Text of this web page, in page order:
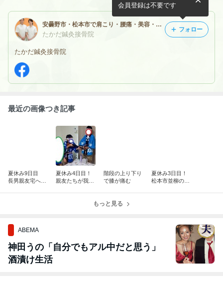
安曇野市・松本市で肩こり・腰痛・美容・不妊治療・スポーツ治療はお任せください！
たかだ鍼灸接骨院
たかだ鍼灸接骨院
会員登録は不要です
フォロー
最近の画像つき記事
夏休み9日目
長男親友宅へ初
夏休み4日目！
親友たちが我が
階段の上り下り
で膝が痛む
夏休み3日目！
松本市並柳のド
もっと見る
ABEMA
神田うの「自分でもアル中だと思う」
酒漬け生活